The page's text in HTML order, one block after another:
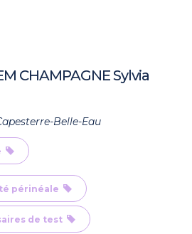
CHAMPAGNE Sylvia
Belle-Eau
périnéale
de test